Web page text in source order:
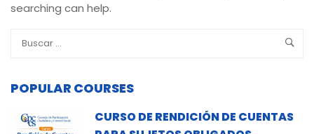
searching can help.
POPULAR COURSES
CURSO DE RENDICIÓN DE CUENTAS